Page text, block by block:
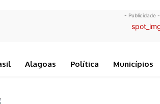
- Publicidade -
Alagoas Política Municípios